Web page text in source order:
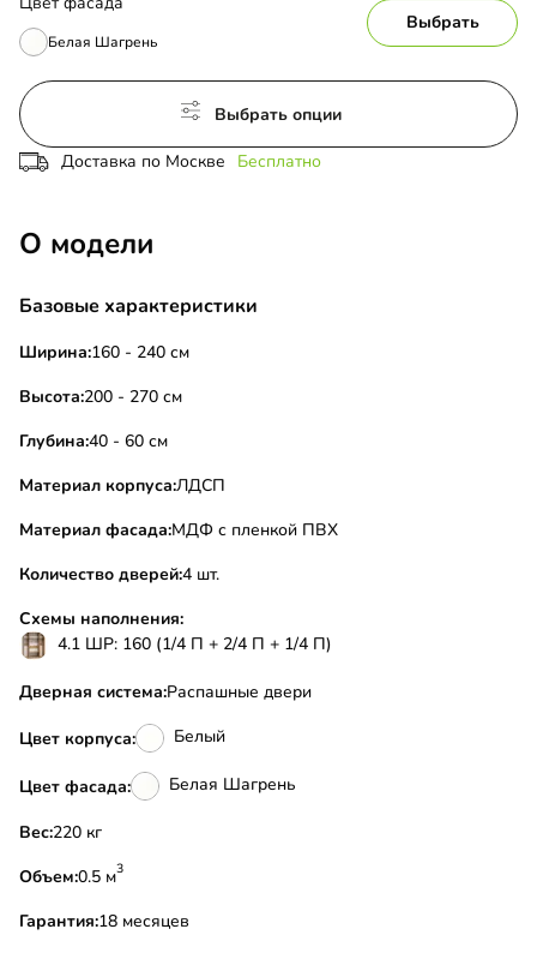
Белая Шагрень
Выбрать
Выбрать опции
Доставка по Москве Бесплатно
О модели
Базовые характеристики
Ширина:160 - 240 см
Высота:200 - 270 см
Глубина:40 - 60 см
Материал корпуса:ЛДСП
Материал фасада:МДФ с пленкой ПВХ
Количество дверей:4 шт.
Схемы наполнения:
4.1 ШР: 160 (1/4 П + 2/4 П + 1/4 П)
Дверная система:Распашные двери
Цвет корпуса: Белый
Цвет фасада: Белая Шагрень
Вес:
220 кг
Объем:
0.5 м3
Гарантия:18 месяцев